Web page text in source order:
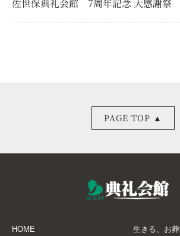
佐世保典礼会館 7周年記念 大感謝祭
PAGE TOP ▲
HOME 生きる、お葬
はじめての葬儀
お急ぎの方
会員様募集